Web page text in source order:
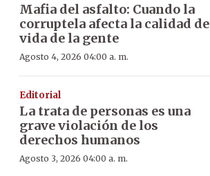
Mafia del asfalto: Cuando la
corruptela afecta la calidad de
vida de la gente
Agosto 4, 2026 04:00 a. m.
Editorial
La trata de personas es una
grave violación de los
derechos humanos
Agosto 3, 2026 04:00 a. m.